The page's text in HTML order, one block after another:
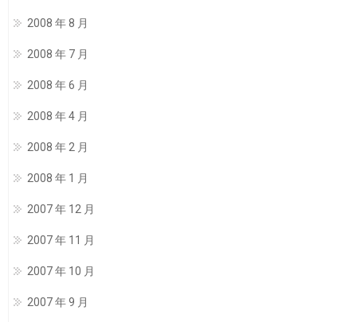
2008 年 8 月
2008 年 7 月
2008 年 6 月
2008 年 4 月
2008 年 2 月
2008 年 1 月
2007 年 12 月
2007 年 11 月
2007 年 10 月
2007 年 9 月